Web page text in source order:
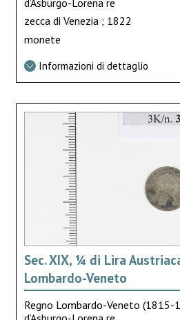
zecca di Venezia ; 1822
monete
Informazioni di dettaglio
Sec. XIX, ¼ di Lira
Lombardo-Veneto
Regno Lombardo-Veneto (1815-